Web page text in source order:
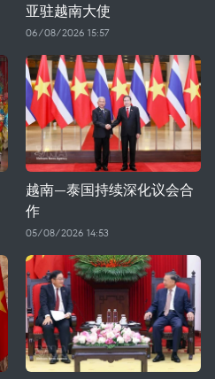
亚驻越南大使
06/08/2026 15:57
越南—泰国持续深化议会合
作
05/08/2026 14:53